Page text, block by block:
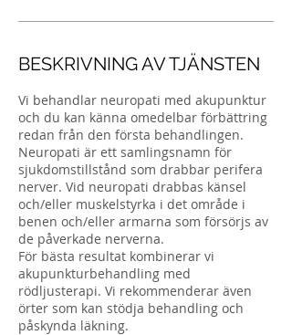
BESKRIVNING AV TJÄNSTEN
Vi behandlar neuropati med akupunktur
och du kan känna omedelbar förbättring
redan från den första behandlingen.
Neuropati är ett samlingsnamn för
sjukdomstillstånd som drabbar perifera
nerver. Vid neuropati drabbas känsel
och/eller muskelstyrka i det område i
benen och/eller armarna som försörjs av
de påverkade nerverna.
För bästa resultat kombinerar vi
akupunkturbehandling med
rödljusterapi. Vi rekommenderar även
örter som kan stödja behandling och
påskynda läkning.